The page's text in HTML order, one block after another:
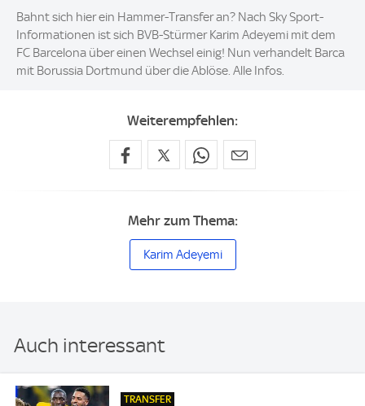
Bahnt sich hier ein Hammer-Transfer an? Nach Sky Sport-
Informationen ist sich BVB-Stürmer Karim Adeyemi mit dem
FC Barcelona über einen Wechsel einig! Nun verhandelt Barca
mit Borussia Dortmund über die Ablöse. Alle Infos.
Weiterempfehlen:
Mehr zum Thema:
Karim Adeyemi
Auch interessant
TRANSFER